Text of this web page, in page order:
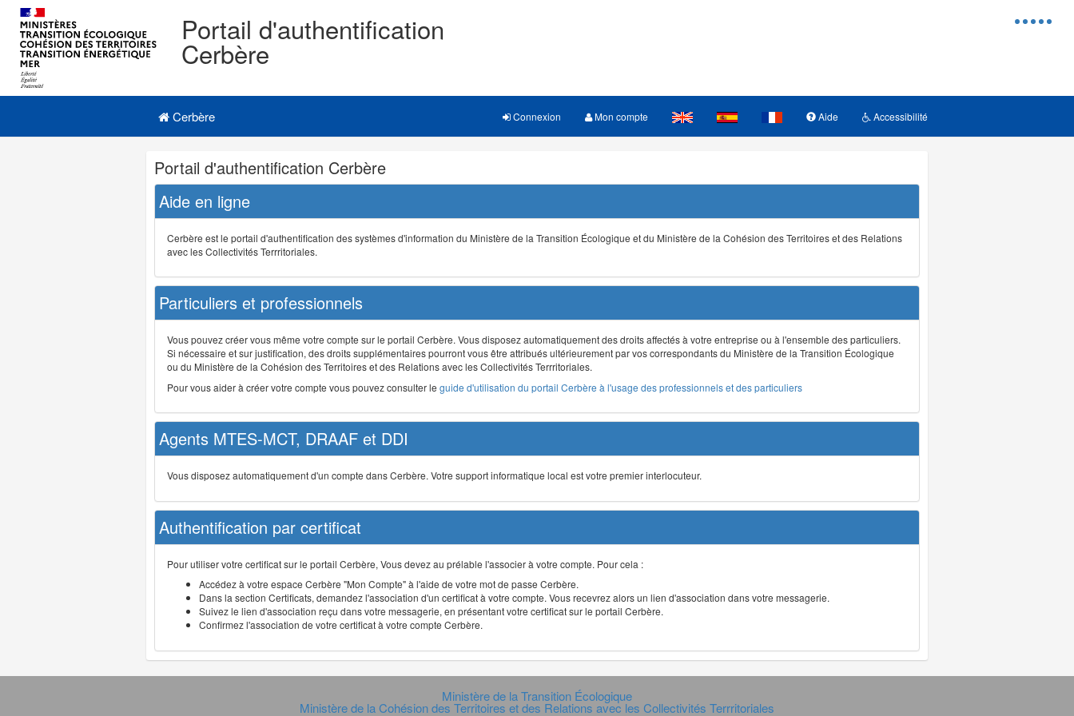
Menu
Portail d'authentification
Cerbère
Navigation
Menu principal
Cerbère Connexion Mon compte Aide Accessibilité
Navigation
et
outils
annexes
Portail d'authentification Cerbère
Aide en ligne
Cerbère est le portail d'authentification des systèmes d'information du Ministère de la Transition Écologique et du Ministère de la Cohésion des Territoires et des Relations
avec les Collectivités Terrritoriales.
Particuliers et professionnels
Vous pouvez créer vous même votre compte sur le portail Cerbère. Vous disposez automatiquement des droits affectés à votre entreprise ou à l'ensemble des particuliers.
Si nécessaire et sur justification, des droits supplémentaires pourront vous être attribués ultérieurement par vos correspondants du Ministère de la Transition Écologique
ou du Ministère de la Cohésion des Territoires et des Relations avec les Collectivités Terrritoriales.
Pour vous aider à créer votre compte vous pouvez consulter le guide d'utilisation du portail Cerbère à l'usage des professionnels et des particuliers
Agents MTES-MCT, DRAAF et DDI
Vous disposez automatiquement d'un compte dans Cerbère. Votre support informatique local est votre premier interlocuteur.
Authentification par certificat
Pour utiliser votre certificat sur le portail Cerbère, Vous devez au prélable l'associer à votre compte. Pour cela :
Accédez à votre espace Cerbère "Mon Compte" à l'aide de votre mot de passe Cerbère.
Dans la section Certificats, demandez l'association d'un certificat à votre compte. Vous recevrez alors un lien d'association dans votre messagerie.
Suivez le lien d'association reçu dans votre messagerie, en présentant votre certificat sur le portail Cerbère.
Confirmez l'association de votre certificat à votre compte Cerbère.
Ministère de la Transition Écologique
Ministère de la Cohésion des Territoires et des Relations avec les Collectivités Terrritoriales